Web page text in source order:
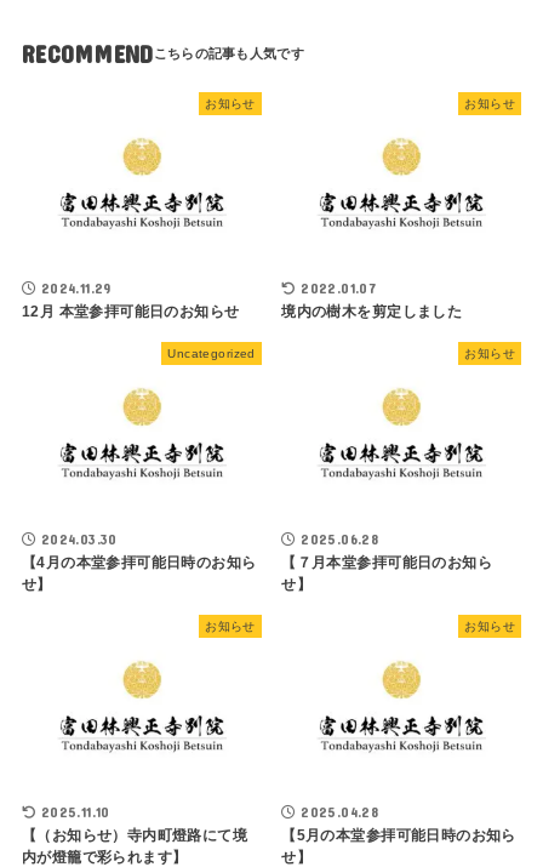
RECOMMEND
お知らせ
2024.11.29
12月 本堂参拝可能日のお知らせ
お知らせ
2022.01.07
境内の樹木を剪定しました
Uncategorized
2024.03.30
【4月の本堂参拝可能日時のお知ら
せ】
お知らせ
2025.06.28
【７月本堂参拝可能日のお知ら
せ】
お知らせ
2025.11.10
【（お知らせ）寺内町燈路にて境
内が燈籠で彩られます】
お知らせ
2025.04.28
【5月の本堂参拝可能日時のお知ら
せ】